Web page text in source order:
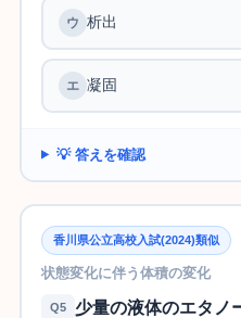
析出
凝固
💡 答えを確認
香川県公立高校入試(2024)類似
状態変化に伴う体積の変化
Q5
少量の液体のエタノ